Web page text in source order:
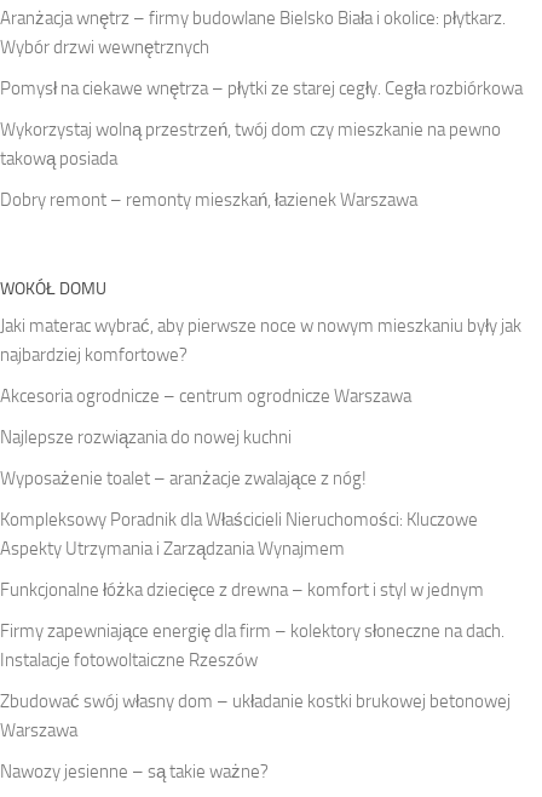
Aranżacja wnętrz – firmy budowlane Bielsko Biała i okolice: płytkarz.
Wybór drzwi wewnętrznych
Pomysł na ciekawe wnętrza – płytki ze starej cegły. Cegła rozbiórkowa
Wykorzystaj wolną przestrzeń, twój dom czy mieszkanie na pewno
takową posiada
Dobry remont – remonty mieszkań, łazienek Warszawa
WOKÓŁ DOMU
Jaki materac wybrać, aby pierwsze noce w nowym mieszkaniu były jak
najbardziej komfortowe?
Akcesoria ogrodnicze – centrum ogrodnicze Warszawa
Najlepsze rozwiązania do nowej kuchni
Wyposażenie toalet – aranżacje zwalające z nóg!
Kompleksowy Poradnik dla Właścicieli Nieruchomości: Kluczowe
Aspekty Utrzymania i Zarządzania Wynajmem
Funkcjonalne łóżka dziecięce z drewna – komfort i styl w jednym
Firmy zapewniające energię dla firm – kolektory słoneczne na dach.
Instalacje fotowoltaiczne Rzeszów
Zbudować swój własny dom – układanie kostki brukowej betonowej
Warszawa
Nawozy jesienne – są takie ważne?